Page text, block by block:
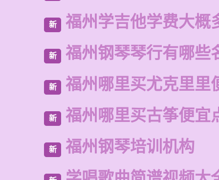
新 福州学吉他学费大概
新 福州钢琴琴行有哪些
新 福州哪里买尤克里里
新 福州哪里买古筝便宜
新 福州钢琴培训机构